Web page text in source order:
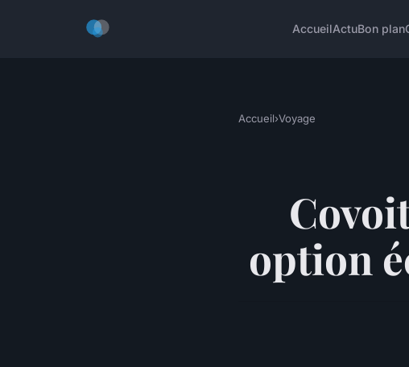
AccueilActuBon plan
Accueil›Voyage
option